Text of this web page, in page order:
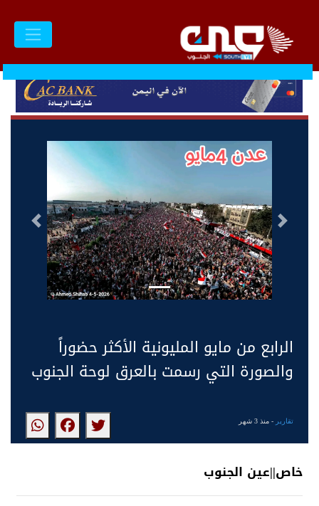
التالى السابق
الرابع من مايو المليونية الأكثر حضوراً
والصورة التي رسمت بالعرق لوحة الجنوب
تقارير - منذ 3 شهر
خاص||عين الجنوب